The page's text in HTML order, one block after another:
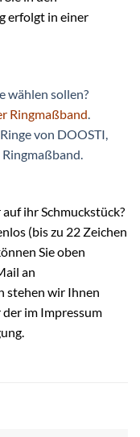
erfolgt in einer
wählen sollen?
Ringmaßband.
von DOOSTI,
ihr Schmuckstück?
(bis zu 22 Zeichen
Sie oben
an
stehen wir Ihnen
im Impressum